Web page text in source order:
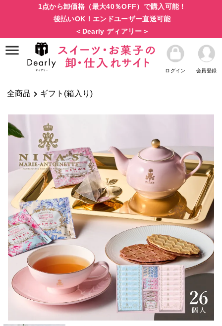
1点から卸価格（最大40％OFF）で購入可能！
後払いOK！エンドユーザー直送可能
＜Dearly ディアリー＞
ログイン 会員登録
全商品 ギフト(箱入り)